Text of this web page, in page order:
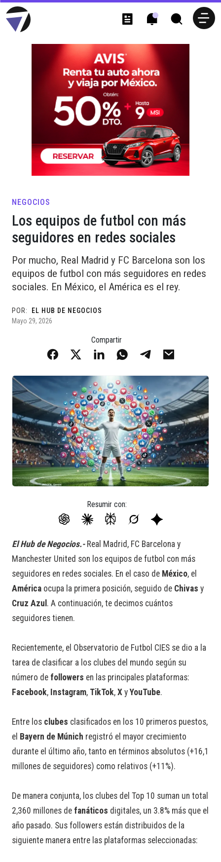
NEGOCIOS
Los equipos de futbol con más
seguidores en redes sociales
Por mucho, Real Madrid y FC Barcelona son los
equipos de futbol con más seguidores en redes
sociales. En México, el América es el rey.
POR:
EL HUB DE NEGOCIOS
Mayo 29, 2026
Compartir
Resumir con:
El Hub de Negocios.- Real Madrid, FC Barcelona y
Manchester United son los equipos de futbol con más
seguidores en redes sociales. En el caso de México, el
América ocupa la primera posición, seguido de Chivas y
Cruz Azul . A continuación, te decimos cuántos
seguidores tienen.
Recientemente, el Observatorio de Futbol CIES se dio a la
tarea de clasificar a los clubes del mundo según su
número de followers en las principales plataformas:
Facebook, Instagram, TikTok, X yYouTube.
Entre los clubes clasificados en los 10 primeros puestos,
el Bayern de Múnich registró el mayor crecimiento
durante el último año, tanto en términos absolutos (+16,1
millones de seguidores) como relativos (+11%).
De manera conjunta, los clubes del Top 10 suman un total
2,360 millones de fanáticos digitales, un 3.8% más que el
año pasado. Sus followers están distribuidos de la
siguiente manera entre las plataformas seleccionadas: